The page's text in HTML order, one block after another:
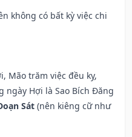
không có bất kỳ việc chi
Mão trăm việc đều kỵ,
ngày Hợi là Sao Bích Đăng
Sát (nên kiêng cữ như